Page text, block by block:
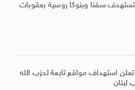
تستهدف سفنا وبنوكا روسية بعقوبات
تعلن استهداف مواقع تابعة لحزب الله
لبنان